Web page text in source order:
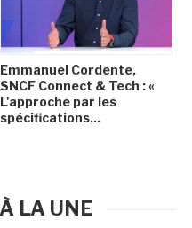
Emmanuel Cordente,
SNCF Connect & Tech : «
L'approche par les
spécifications...
LA UNE